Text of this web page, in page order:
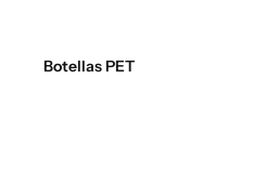
Botellas PET